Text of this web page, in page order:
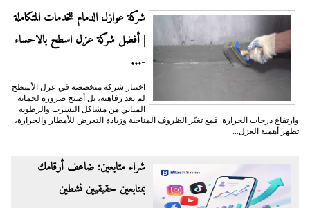
شركة عوازل الدمام للخدمات المتكاملة
| أفضل شركة عزل اسطح بالاحساء
-...
اختيار شركة متخصصة في عزل الأسطح
لم يعد رفاهية، بل أصبح ضرورة لحماية
المباني من مشاكل التسرب والرطوبة
وارتفاع درجات الحرارة. فمع تغيّر الظروف المناخية وزيادة التعرض للأمطار والحرارة،
تظهر أهمية العزل...
شراء متابعين: ضاعف أرقامك
بمتابعين حقيقيين نشطين